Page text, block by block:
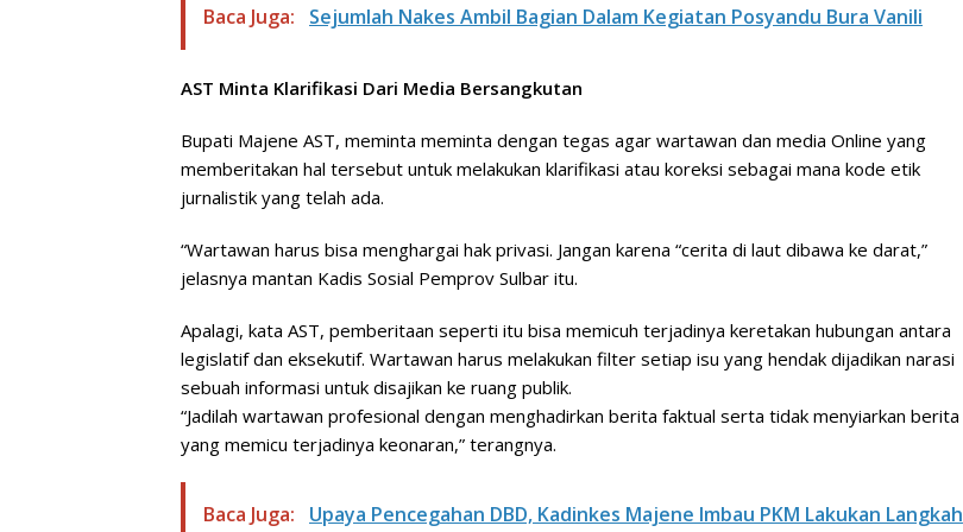
Baca Juga: Sejumlah Nakes Ambil Bagian Dalam Kegiatan Posyandu Bura Vanili
AST Minta Klarifikasi Dari Media Bersangkutan
Bupati Majene AST, meminta meminta dengan tegas agar wartawan dan media Online yang
memberitakan hal tersebut untuk melakukan klarifikasi atau koreksi sebagai mana kode etik
jurnalistik yang telah ada.
“Wartawan harus bisa menghargai hak privasi. Jangan karena “cerita di laut dibawa ke darat,”
jelasnya mantan Kadis Sosial Pemprov Sulbar itu.
Apalagi, kata AST, pemberitaan seperti itu bisa memicuh terjadinya keretakan hubungan antara
legislatif dan eksekutif. Wartawan harus melakukan filter setiap isu yang hendak dijadikan narasi
sebuah informasi untuk disajikan ke ruang publik.
“Jadilah wartawan profesional dengan menghadirkan berita faktual serta tidak menyiarkan berita
yang memicu terjadinya keonaran,” terangnya.
Baca Juga:
Upaya Pencegahan DBD, Kadinkes Majene Imbau PKM Lakukan Langkah